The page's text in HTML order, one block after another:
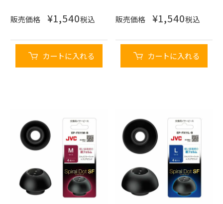
販売価格 ¥1,540税込
カートに入れる
販売価格 ¥1,540税込
カートに入れる